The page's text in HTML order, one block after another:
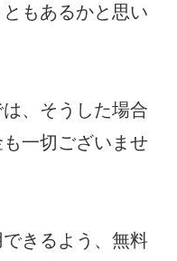
もあるかと思い
、そうした場合
一切ございませ
きるよう、無料